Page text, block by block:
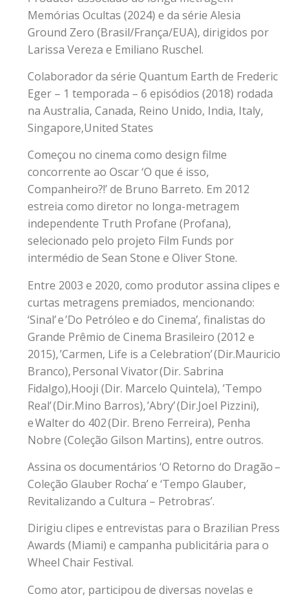
Memórias Ocultas (2024) e da série Alesia
Ground Zero (Brasil/França/EUA), dirigidos por
Larissa Vereza e Emiliano Ruschel.
Colaborador da série Quantum Earth de Frederic
Eger – 1 temporada – 6 episódios (2018) rodada
na Australia, Canada, Reino Unido, India, Italy,
Singapore,United States
Começou no cinema como design filme
concorrente ao Oscar ‘O que é isso,
Companheiro?!’ de Bruno Barreto. Em 2012
estreia como diretor no longa-metragem
independente Truth Profane (Profana),
selecionado pelo projeto Film Funds por
intermédio de Sean Stone e Oliver Stone.
Entre 2003 e 2020, como produtor assina clipes e
curtas metragens premiados, mencionando:
‘Sinal’ e ’Do Petróleo e do Cinema’, finalistas do
Grande Prêmio de Cinema Brasileiro (2012 e
2015), ’Carmen, Life is a Celebration’ (Dir.Mauricio
Branco), Personal Vivator (Dir. Sabrina
Fidalgo),Hooji (Dir. Marcelo Quintela), ’Tempo
Real’ (Dir.Mino Barros), ’Abry’ (Dir.Joel Pizzini),
e Walter do 402 (Dir. Breno Ferreira), Penha
Nobre (Coleção Gilson Martins), entre outros.
Assina os documentários ‘O Retorno do Dragão –
Coleção Glauber Rocha’ e ‘Tempo Glauber,
Revitalizando a Cultura – Petrobras’.
Dirigiu clipes e entrevistas para o Brazilian Press
Awards (Miami) e campanha publicitária para o
Wheel Chair Festival.
Como ator, participou de diversas novelas e